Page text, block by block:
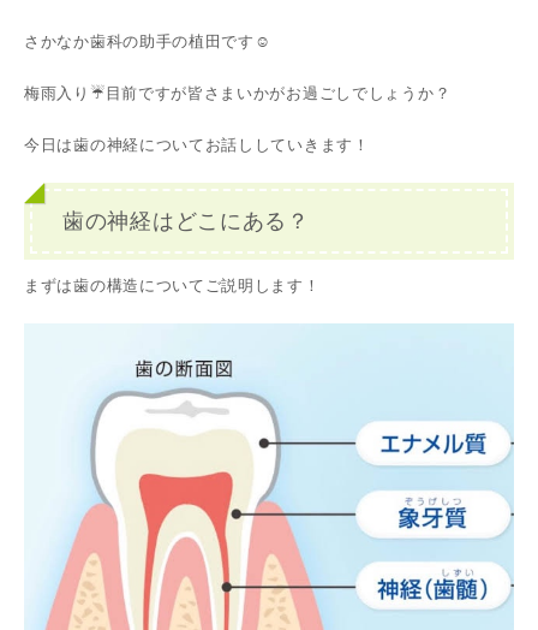
さかなか歯科の助手の植田です☺️
梅雨入り☔️目前ですが皆さまいかがお過ごしでしょうか？
今日は歯の神経についてお話ししていきます！
歯の神経はどこにある？
まずは歯の構造についてご説明します！